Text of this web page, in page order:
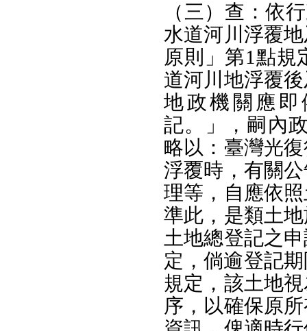
（三）查：依
水道河川浮覆
原則」第1點規
道河川地浮覆
地政機關應
記。」，嗣內
略以：臺灣光
浮覆時，有關
理等，自應依
準此，是類土
土地總登記之
定，倘逾登記
規定，該土地
序，以確保原